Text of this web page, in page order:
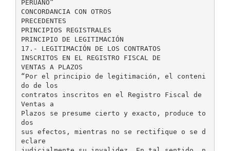
PERUANO”
CONCORDANCIA CON OTROS
PRECEDENTES
PRINCIPIOS REGISTRALES
PRINCIPIO DE LEGITIMACIÓN
17.- LEGITIMACIÓN DE LOS CONTRATOS
INSCRITOS EN EL REGISTRO FISCAL DE
VENTAS A PLAZOS
“Por el principio de legitimación, el conteni
do de los
contratos inscritos en el Registro Fiscal de
Ventas a
Plazos se presume cierto y exacto, produce to
dos
sus efectos, mientras no se rectifique o se d
eclare